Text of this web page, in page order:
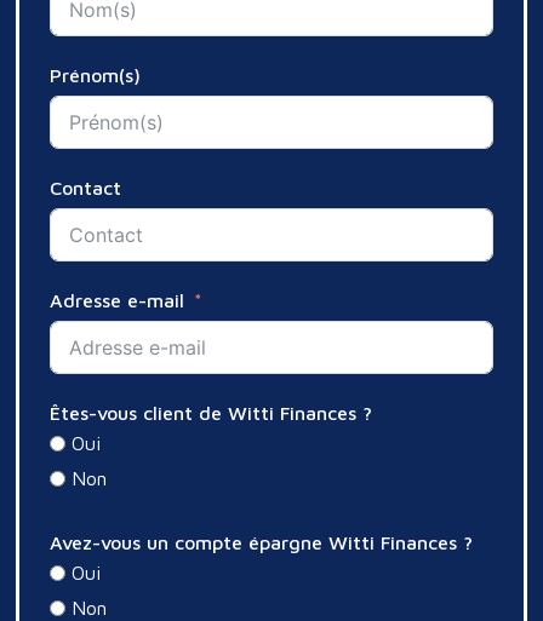
Prénom(s)
Contact
Adresse e-mail
Êtes-vous client de Witti Finances ?
Oui
Non
Avez-vous un compte épargne Witti Finances ?
Oui
Non